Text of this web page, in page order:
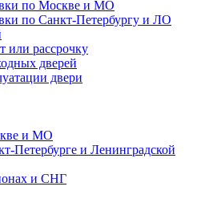
по Москве и МО
по Санкт-Петербургу и ЛО
или рассрочку
дверей
двери
и МО
Петербурге и Ленинградской
и СНГ